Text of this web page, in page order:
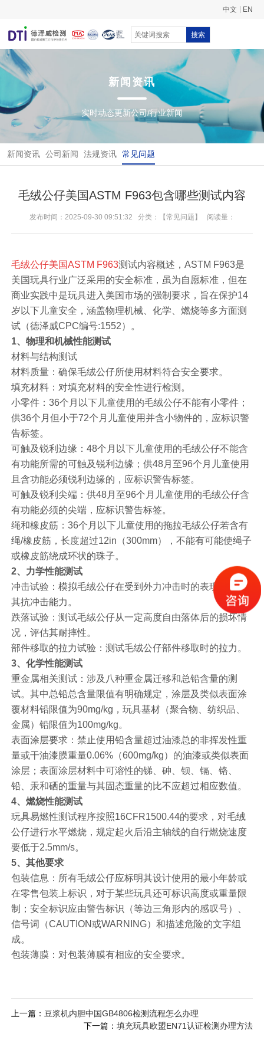
中文 EN
搜索
新闻资讯
实时动态更新公司/行业新闻
新闻资讯 公司新闻 法规资讯 常见问题
毛绒公仔美国ASTM F963包含哪些测试内容
发布时间：2025-09-30 09:51:32 分类：【常见问题】 阅读量：
毛绒公仔美国ASTM F963测试内容概述，ASTM F963是
美国玩具行业广泛采用的安全标准，虽为自愿标准，但在
商业实践中是玩具进入美国市场的强制要求，旨在保护14
岁以下儿童安全，涵盖物理机械、化学、燃烧等多方面测
试（德泽威CPC编号:1552）。
1、物理和机械性能测试
材料与结构测试
材料质量：确保毛绒公仔所使用材料符合安全要求。
填充材料：对填充材料的安全性进行检测。
小零件：36个月以下儿童使用的毛绒公仔不能有小零件；
供36个月但小于72个月儿童使用并含小物件的，应标识警
告标签。
可触及锐利边缘：48个月以下儿童使用的毛绒公仔不能含
有功能所需的可触及锐利边缘；供48月至96个月儿童使用
且含功能必须锐利边缘的，应标识警告标签。
可触及锐利尖端：供48月至96个月儿童使用的毛绒公仔含
有功能必须的尖端，应标识警告标签。
绳和橡皮筋：36个月以下儿童使用的拖拉毛绒公仔若含有
绳/橡皮筋，长度超过12in（300mm），不能有可能使绳子
或橡皮筋绕成环状的珠子。
2、力学性能测试
冲击试验：模拟毛绒公仔在受到外力冲击时的表现，评估
其抗冲击能力。
跌落试验：测试毛绒公仔从一定高度自由落体后的损坏情
况，评估其耐摔性。
部件移取的拉力试验：测试毛绒公仔部件移取时的拉力。
3、化学性能测试
重金属相关测试：涉及八种重金属迁移和总铅含量的测
试。其中总铅总含量限值有明确规定，涂层及类似表面涂
覆材料铅限值为90mg/kg，玩具基材（聚合物、纺织品、
金属）铅限值为100mg/kg。
表面涂层要求：禁止使用铅含量超过油漆总的非挥发性重
量或干油漆膜重量0.06%（600mg/kg）的油漆或类似表面
涂层；表面涂层材料中可溶性的锑、砷、钡、镉、铬、
铅、汞和硒的重量与其固态重量的比不应超过相应数值。
4、燃烧性能测试
玩具易燃性测试程序按照16CFR1500.44的要求，对毛绒
公仔进行水平燃烧，规定起火后沿主轴线的自行燃烧速度
要低于2.5mm/s。
5、其他要求
包装信息：所有毛绒公仔应标明其设计使用的最小年龄或
在零售包装上标识，对于某些玩具还可标识高度或重量限
制；安全标识应由警告标识（等边三角形内的感叹号）、
信号词（CAUTION或WARNING）和描述危险的文字组
成。
包装薄膜：对包装薄膜有相应的安全要求。
上一篇： 豆浆机内胆中国GB4806检测流程怎么办理
下一篇： 填充玩具欧盟EN71认证检测办理方法